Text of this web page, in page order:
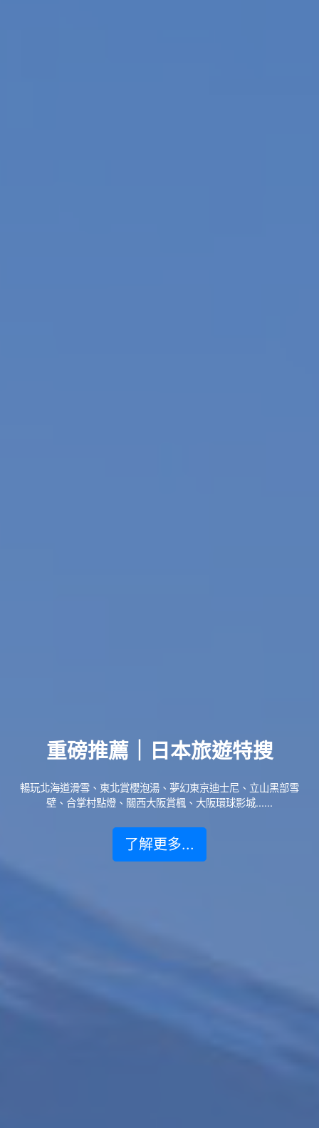
重磅推薦｜日本旅遊特搜
暢玩北海道滑雪、東北賞櫻泡湯、夢幻東京迪士尼、立山黑部雪
壁、合掌村點燈、關西大阪賞楓、大阪環球影城......
了解更多...